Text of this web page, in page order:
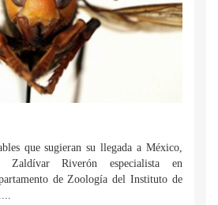
que sugieran su llegada a México,
Zaldívar Riverón especialista en
de Zoología del Instituto de